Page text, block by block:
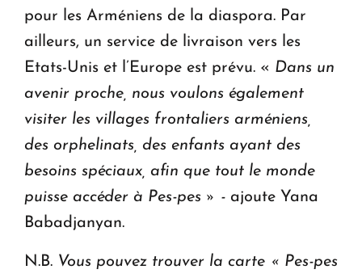
pour les Arméniens de la diaspora. Par
ailleurs, un service de livraison vers les
Etats-Unis et l’Europe est prévu. « Dans un
avenir proche, nous voulons également
visiter les villages frontaliers arméniens,
des orphelinats, des enfants ayant des
besoins spéciaux, afin que tout le monde
puisse accéder à Pes-pes » - ajoute Yana
Babadjanyan.
N.B. Vous pouvez trouver la carte « Pes-pes